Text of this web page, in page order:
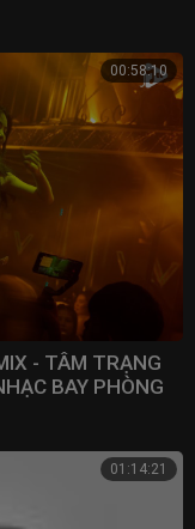
00:58:10
- TÂM TRẠNG
BAY PHÒNG
01:14:21